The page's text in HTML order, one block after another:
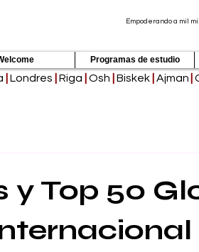
Empoderando a mil
Programas de estudio
Londres Riga Osh Biskek Ajman |
y Top 50